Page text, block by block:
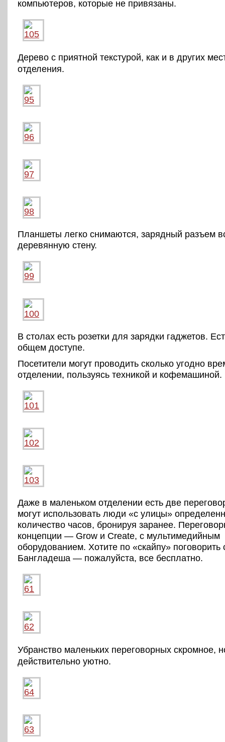
компьютеров, которые не привязаны.
Дерево с приятной текстурой, как и в других
отделения.
Планшеты легко снимаются, зарядный разъем
деревянную стену.
В столах есть розетки для зарядки гаджетов.
общем доступе.
Посетители могут проводить сколько угодно
отделении, пользуясь техникой и кофемашиной.
Даже в маленьком отделении есть две
могут использовать люди «с улицы»
количество часов, бронируя заранее.
концепции — Grow и Create, с мультимедийным
оборудованием. Хотите по «скайпу» поговорить
Бангладеша — пожалуйста, все бесплатно.
Убранство маленьких переговорных скромное,
действительно уютно.